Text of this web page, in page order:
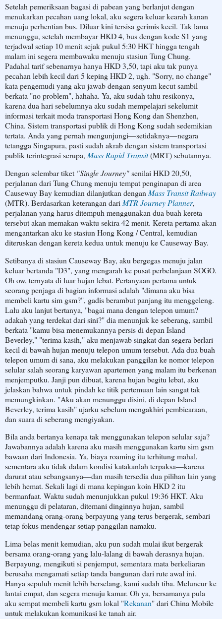
Setelah pemeriksaan bagasi di pabean yang berlanjut dengan
menukarkan pecahan uang lokal, aku segera keluar kearah kanan
menuju perhentian bus. Diluar kini tersisa gerimis kecil. Tak lama
menunggu, setelah membayar HKD 4, bus dengan kode S1 yang
terjadwal setiap 10 menit sejak pukul 5:30 HKT hingga tengah
malam ini segera membawaku menuju stasiun Tung Chung.
Padahal tarif sebenarnya hanya HKD 3,50, tapi aku tak punya
pecahan lebih kecil dari 5 keping HKD 2, ugh. "Sorry, no change"
kata pengemudi yang aku jawab dengan senyum kecut sambil
berkata "no problem", hahaha. Ya, aku sudah tahu resikonya,
karena dua hari sebelumnya aku sudah mempelajari sekelumit
informasi terkait moda transportasi Hong Kong dan Shenzhen,
China. Sistem transportasi publik di Hong Kong sudah sedemikian
tertata. Anda yang pernah mengunjungi—setidaknya—negara
tetangga Singapura, pasti sudah akrab dengan sistem transportasi
publik terintegrasi serupa, Mass Rapid Transit(MRT) sebutannya.
Dengan selembar tiket "Single Journey"senilai HKD 20,50,
perjalanan dari Tung Chung menuju tempat penginapan di area
Causeway Bay kemudian dilanjutkan dengan Mass Transit Railway
(MTR). Berdasarkan keterangan dari MTR Journey Planner,
perjalanan yang harus ditempuh menggunakan dua buah kereta
tersebut akan memakan waktu sekira 42 menit. Kereta pertama akan
mengantarkan aku ke stasiun Hong Kong / Central, kemudian
diteruskan dengan kereta kedua untuk menuju ke Causeway Bay.
Setibanya di stasiun Causeway Bay, aku bergegas menuju jalan
keluar bertanda "D3", yang mengarah ke pusat perbelanjaan SOGO.
Oh ow, ternyata di luar hujan lebat. Pertanyaan pertama untuk
seorang penjaga di bagian informasi adalah "dimana aku bisa
membeli kartu sim gsm?", gadis berambut panjang itu menggeleng.
Lalu aku lanjut bertanya, "bagai mana dengan telepon umum?
adakah yang terdekat dari sini?" dia menunjuk ke seberang, sambil
berkata "kamu bisa menemukannya persis di depan Island
Beverley," "terima kasih," aku menjawab singkat dan segera berlari
kecil di bawah hujan menuju telepon umum tersebut. Ada dua buah
telepon umum di sana, aku melakukan panggilan ke nomor telepon
selular salah seorang karyawan apartemen yang malam itu berkenan
menjemputku. Janji pun dibuat, karena hujan begitu lebat, aku
jelaskan bahwa untuk pindah ke titik pertemuan lain sangat tak
memungkinkan. "Aku akan menunggu disini, di depan Island
Beverley, terima kasih" ujarku sebelum mengakhiri pembicaraan,
dan suara di seberang mengiyakan.
Bila anda bertanya kenapa tak menggunakan telepon selular saja?
Jawabannya adalah karena aku masih menggunakan kartu sim gsm
bawaan dari Indonesia. Ya, biaya roaming itu terhitung mahal,
sementara aku tidak dalam kondisi katakanlah terpaksa—karena
darurat atau sebangsanya—dan masih tersedia dua pilihan lain yang
lebih hemat. Sekali lagi di mana kepingan koin HKD 2 itu
bermanfaat. Waktu sudah menunjukkan pukul 19:36 HKT. Aku
menunggu di pelataran, ditemani dinginnya hujan, sambil
memandang orang-orang berpayung yang terus bergerak, sembari
tetap fokus mendengar setiap panggilan namaku.
Lima belas menit kemudian, aku pun sudah mulai ikut bergerak
bersama orang-orang yang lalu-lalang di bawah derasnya hujan.
Berpayung, mengikuti si penjemput, sementara mata berkeliaran
berusaha mengamati setiap tanda bangunan dari rute awal ini.
Hanya sepuluh menit lebih berselang, kami sudah tiba. Meluncur ke
lantai empat, dan segera menuju kamar. Oh ya, bersamanya pula
aku sempat membeli kartu gsm lokal "Rekanan" dari China Mobile
untuk melakukan komunikasi ke tanah air.